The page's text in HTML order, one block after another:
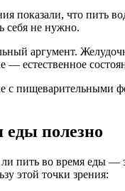
показали, что пить
себя не нужно.
аргумент.
— естественное
с пищеварительными
еды полезно
пить во время еды
этой точки зрения: